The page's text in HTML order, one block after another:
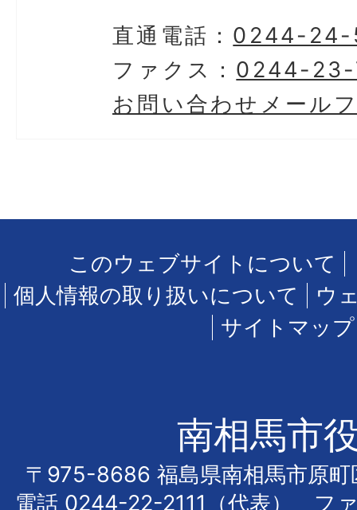
直通電話： 0244-
ファクス： 0244-
お問い合わせメール
このウェブサイトについて
個人情報の取り扱いについて
ウ
サイトマップ
南相馬市
〒975-8686 福島県南相馬市原町
電話 0244-22-2111
（代表） フ